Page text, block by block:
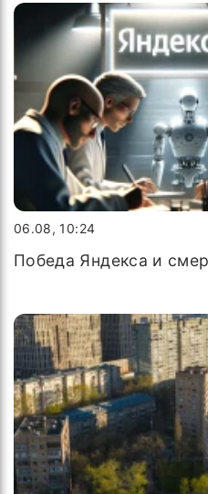
06.08, 10:24
Победа Яндекса и